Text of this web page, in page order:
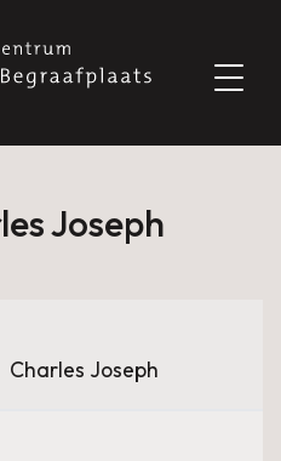
Joseph
Charles Joseph